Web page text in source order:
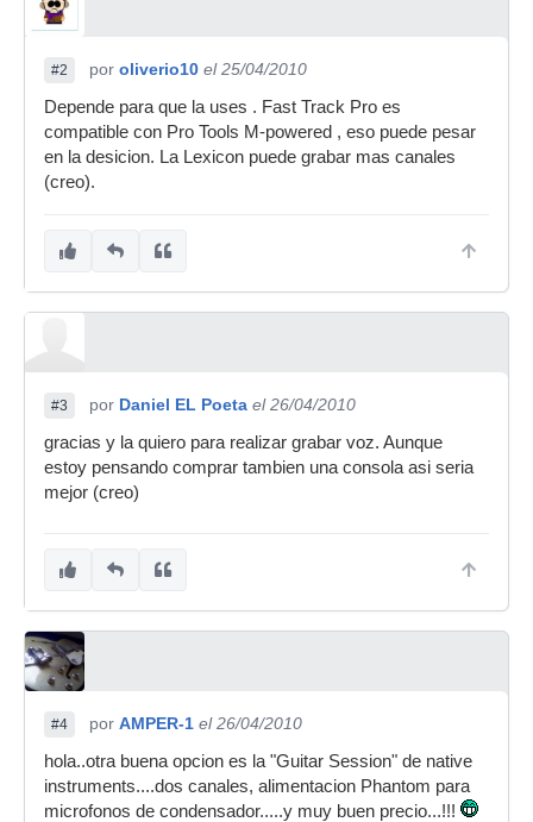
#2 por oliverio10 el 25/04/2010
Depende para que la uses . Fast Track Pro es
compatible con Pro Tools M-powered , eso puede pesar
en la desicion. La Lexicon puede grabar mas canales
(creo).
#3 por Daniel EL Poeta el 26/04/2010
gracias y la quiero para realizar grabar voz. Aunque
estoy pensando comprar tambien una consola asi seria
mejor (creo)
#4 por AMPER-1 el 26/04/2010
hola..otra buena opcion es la "Guitar Session" de native
instruments....dos canales, alimentacion Phantom para
microfonos de condensador.....y muy buen precio...!!!